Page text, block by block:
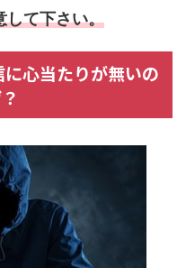
して下さい。
心当たりが無いの